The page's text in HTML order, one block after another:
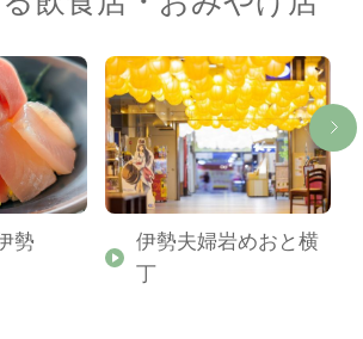
勢
伊勢夫婦岩めおと横
丁